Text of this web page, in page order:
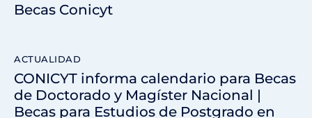
Becas Conicyt
ACTUALIDAD
CONICYT informa calendario para Becas
de Doctorado y Magíster Nacional |
Becas para Estudios de Postgrado en